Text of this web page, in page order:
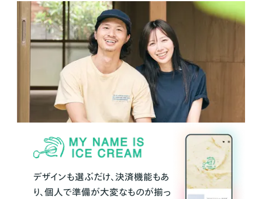
デザインも選ぶだけ、決済機能もあ
り、個人で準備が大変なものが揃っ